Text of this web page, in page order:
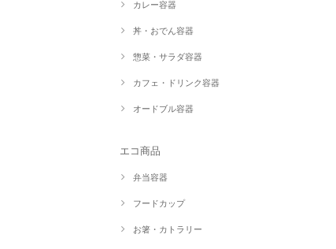
カレー容器
丼・おでん容器
惣菜・サラダ容器
カフェ・ドリンク容器
オードブル容器
エコ商品
弁当容器
フードカップ
お箸・カトラリー